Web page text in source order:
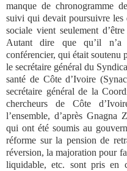
manque de chronogramme
suivi qui devait poursuivre les
sociale vient seulement
Autant dire que qu’il
conférencier, qui était soutenu
le secrétaire général du
santé de Côte d’Ivoire
secrétaire général de la
chercheurs de Côte
l’ensemble, d’après
qui ont été soumis au
réforme sur la pension de
réversion, la majoration pour
liquidable, etc. sont pris en